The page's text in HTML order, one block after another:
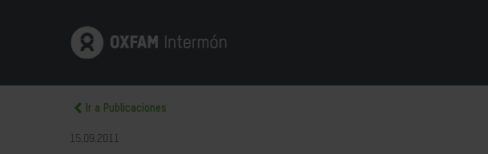
Ir a Publicaciones
15.09.2011